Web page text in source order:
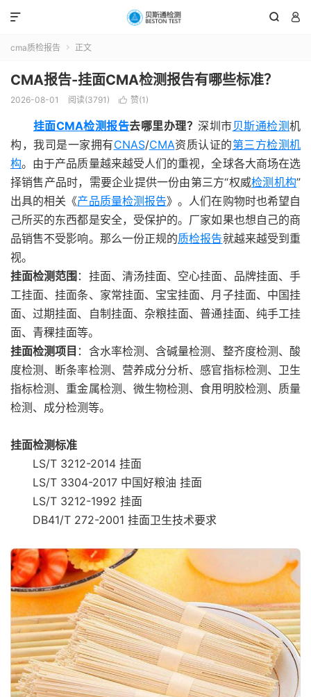
 

cma质检报告  正文
CMA报告-挂面CMA检测报告有哪些标准？
2026-08-01 阅读(3791)  赞(1 )
挂面CMA检测报告去哪里办理？深圳市贝斯通检测机
构，我司是一家拥有CNAS/CMA资质认证的第三方检测机
构。由于产品质量越来越受人们的重视，全球各大商场在选
择销售产品时，需要企业提供一份由第三方“权威检测机构”
出具的相关《产品质量检测报告》。人们在购物时也希望自
己所买的东西都是安全，受保护的。厂家如果也想自己的商
品销售不受影响。那么一份正规的质检报告就越来越受到重
视。
挂面检测范围 ：挂面、清汤挂面、空心挂面、品牌挂面、手
工挂面、挂面条、家常挂面、宝宝挂面、月子挂面、中国挂
面、过期挂面、自制挂面、杂粮挂面、普通挂面、纯手工挂
面、青稞挂面等。
挂面检测项目 ：含水率检测、含碱量检测、整齐度检测、酸
度检测、断条率检测、营养成分分析、感官指标检测、卫生
指标检测、重金属检测、微生物检测、食用明胶检测、质量
检测、成分检测等。
挂面检测标准
LS/T 3212-2014 挂面
LS/T 3304-2017 中国好粮油 挂面
LS/T 3212-1992 挂面
DB41/T 272-2001 挂面卫生技术要求